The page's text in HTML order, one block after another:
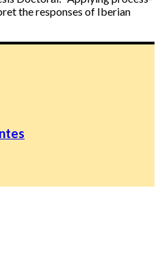
the responses of Iberian